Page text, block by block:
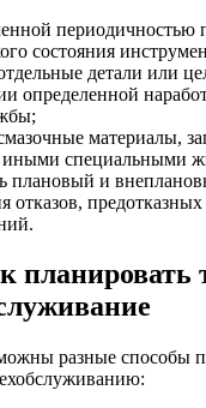
периодичностью
состояния
детали или
определенной
материалы,
специальными
плановый и
отказов,
планировать
разные способы